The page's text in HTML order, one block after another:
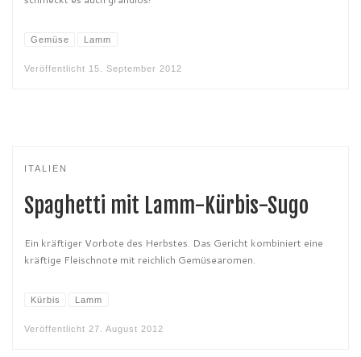
Gemüse Lamm
Veröffentlicht 15. September 2012
ITALIEN
Spaghetti mit Lamm-Kürbis-Sugo
Ein kräftiger Vorbote des Herbstes. Das Gericht kombiniert eine
kräftige Fleischnote mit reichlich Gemüsearomen.
Kürbis Lamm
Veröffentlicht 27. August 2012